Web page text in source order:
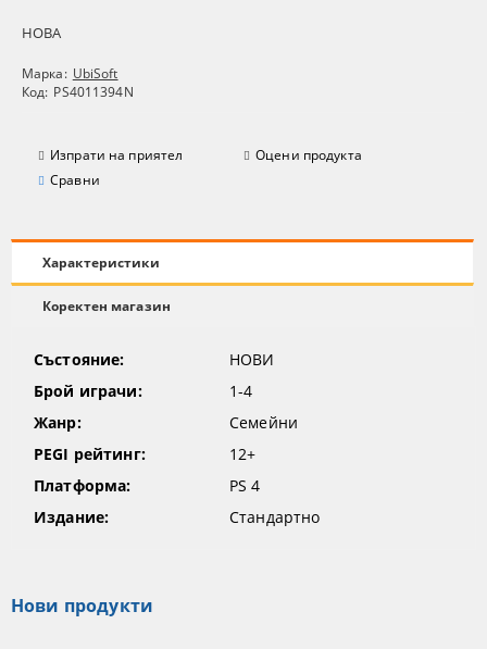
НОВА
Марка: UbiSoft
Код: PS4011394N
Изпрати на приятел
Оцени продукта
Сравни
Характеристики
Коректен магазин
Състояние:
НОВИ
Брой играчи:
1-4
Жанр:
Семейни
PEGI рейтинг:
12+
Платформа:
PS 4
Издание:
Стандартно
Нови продукти